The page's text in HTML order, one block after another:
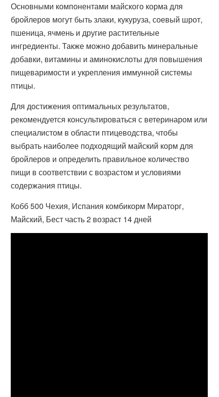
Основными компонентами майского корма для
бройлеров могут быть злаки, кукуруза, соевый шрот,
пшеница, ячмень и другие растительные
ингредиенты. Также можно добавить минеральные
добавки, витамины и аминокислоты для повышения
пищеваримости и укрепления иммунной системы
птицы.
Для достижения оптимальных результатов,
рекомендуется консультироваться с ветеринаром или
специалистом в области птицеводства, чтобы
выбрать наиболее подходящий майский корм для
бройлеров и определить правильное количество
пищи в соответствии с возрастом и условиями
содержания птицы.
Кобб 500 Чехия, Испания комбикорм Мираторг,
Майский, Бест часть 2 возраст 14 дней